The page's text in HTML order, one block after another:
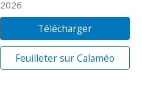
2026
Télécharger
Feuilleter sur Calaméo